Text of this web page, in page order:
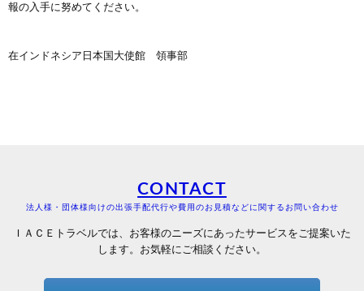
報の入手に努めてください。
在インドネシア日本国大使館 領事部
CONTACT
法人様・団体様向けの出張手配代行や費用のお見積などに関するお問い合わせ
ＩＡＣＥトラベルでは、お客様のニーズにあったサービスをご提案いた
します。お気軽にご相談ください。